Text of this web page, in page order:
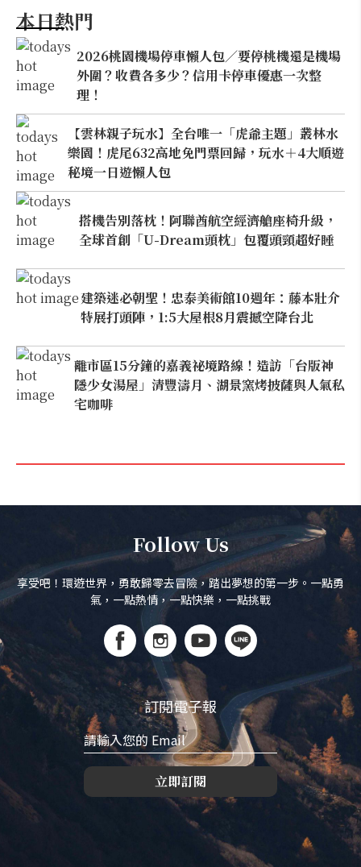
本日熱門
2026桃園機場停車懶人包／要停桃機還是機場
外圍？收費各多少？信用卡停車優惠一次整
理！
【雲林親子玩水】全台唯一「虎爺主題」叢林水
樂園！虎尾632高地免門票回歸，玩水＋4大順遊
秘境一日遊懶人包
搭機告別落枕！阿聯酋航空經濟艙座椅升級，
全球首創「U-Dream頭枕」包覆頭頸超好睡
建築迷必朝聖！忠泰美術館10週年：藤本壯介
特展打頭陣，1:5大屋根8月震撼空降台北
離市區15分鐘的嘉義祕境路線！造訪「台版神
隱少女湯屋」清豐濤月、湖景窯烤披薩與人氣私
宅咖啡
Follow Us
享受吧！環遊世界，勇敢歸零去冒險，踏出夢想的第一步。一點勇
氣，一點熱情，一點快樂，一點挑戰
訂閱電子報
立即訂閱